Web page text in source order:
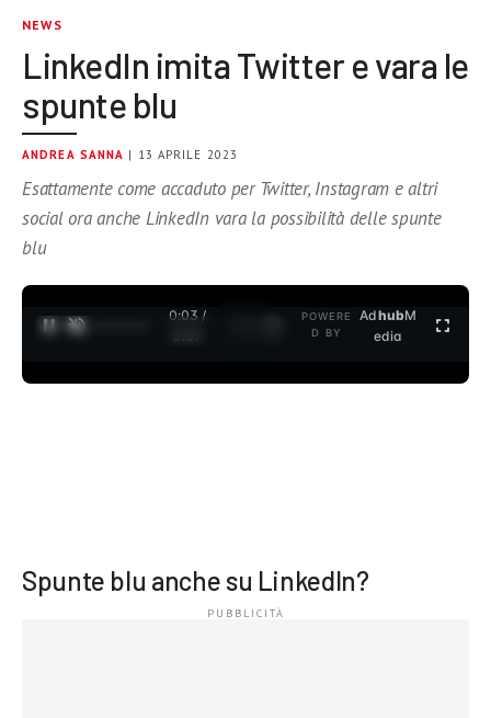
NEWS
LinkedIn imita Twitter e vara le
spunte blu
ANDREA SANNA | 13 APRILE 2023
Esattamente come accaduto per Twitter, Instagram e altri
social ora anche LinkedIn vara la possibilità delle spunte
blu
0:04 /
3:37
POWERE
D BY
AdhubM
edia
Spunte blu anche su LinkedIn?